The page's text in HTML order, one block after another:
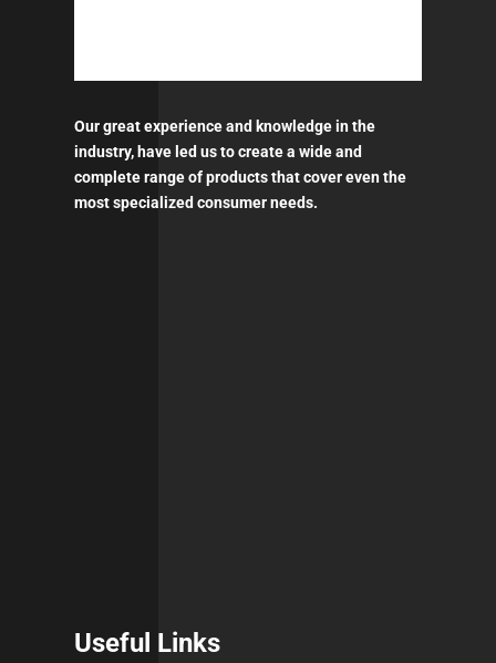
Our great experience and knowledge in the
industry, have led us to create a wide and
complete range of products that cover even the
most specialized consumer needs.
Useful Links